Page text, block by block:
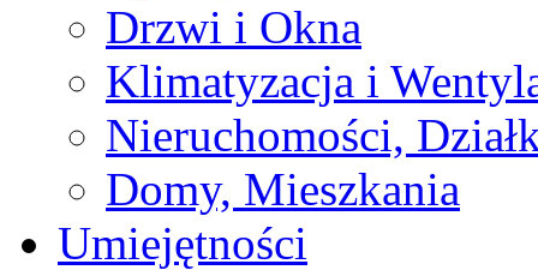
Drzwi i Okna
Klimatyzacja i
Nieruchomości,
Domy, Mieszkania
Umiejętności